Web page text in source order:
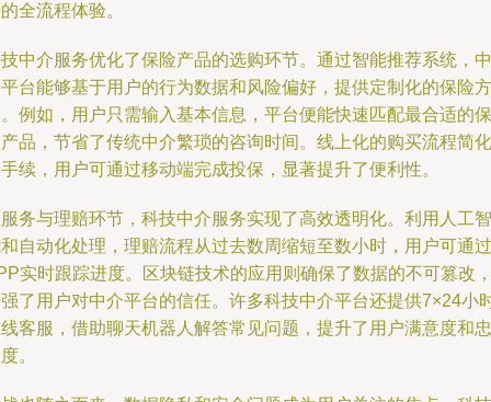
全流程体验。
中介服务优化了保险产品的选购环节。通过智能推荐系统，中
台能够基于用户的行为数据和风险偏好，提供定制化的保险方
例如，用户只需输入基本信息，平台便能快速匹配最合适的保
品，节省了传统中介繁琐的咨询时间。线上化的购买流程简化
续，用户可通过移动端完成投保，显著提升了便利性。
务与理赔环节，科技中介服务实现了高效透明化。利用人工智
自动化处理，理赔流程从过去数周缩短至数小时，用户可通过
实时跟踪进度。区块链技术的应用则确保了数据的不可篡改
了用户对中介平台的信任。许多科技中介平台还提供7×24小
客服，借助聊天机器人解答常见问题，提升了用户满意度和忠
。